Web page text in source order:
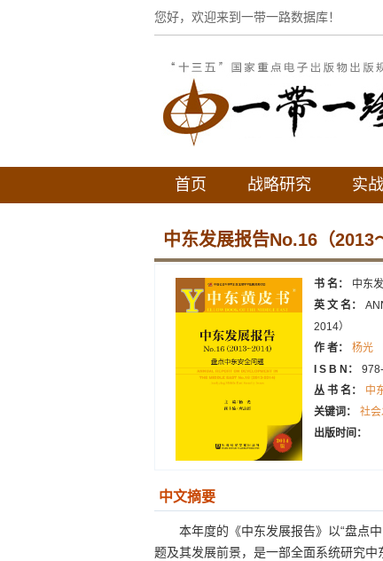
您好，欢迎来到一带一路数据库！
首页 战略研究 实
中东发展报告No.16（2013
书 名：
中东
英 文 名：
2014）
作 者：
杨光
I S B N：
丛 书 名：
中
关键词：
社
出版时间：
中文摘要
本年度的《中东发展报告》以“盘点
题及其发展前景，是一部全面系统研究